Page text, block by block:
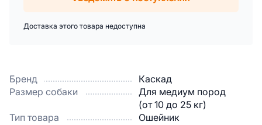
Бренд
Каскад
Размер собаки
Для медиум пород
(от 10 до 25 кг)
Тип товара
Ошейник
Доставка этого товара недоступна